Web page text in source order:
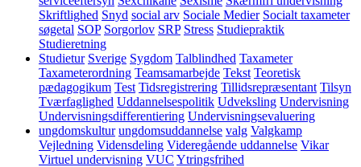
Skriftlighed Snyd social arv Sociale Medier Socialt taxameter
søgetal SOP Sorgorlov SRP Stress Studiepraktik
Studieretning
Studietur Sverige Sygdom Talblindhed Taxameter
Taxameterordning Teamsamarbejde Tekst Teoretisk
pædagogikum Test Tidsregistrering Tillidsrepræsentant Tilsyn
Tværfaglighed Uddannelsespolitik Udveksling Undervisning
Undervisningsdifferentiering Undervisningsevaluering
ungdomskultur ungdomsuddannelse valg Valgkamp
Vejledning Vidensdeling Videregående uddannelse Vikar
Virtuel undervisning VUC Ytringsfrihed